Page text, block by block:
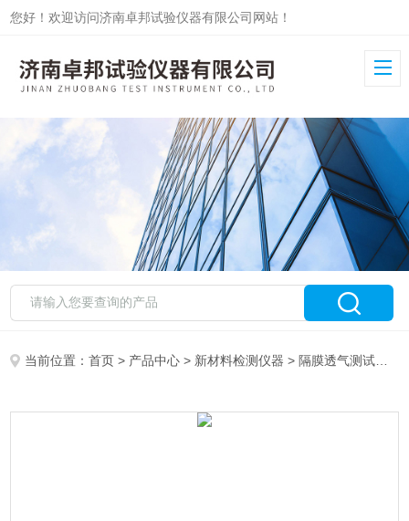
您好！欢迎访问济南卓邦试验仪器有限公司网站！
当前位置：首页 > 产品中心 > 新材料检测仪器 > 隔膜透气测试仪